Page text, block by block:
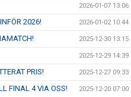
2026-01-07 13:06
2026! 2026-01-02 10:44
2025-12-30 13:15
2025-12-29 14:39
PRIS! 2025-12-27 09:33
FINAL 4 VIA OSS! 2025-12-20 07:00